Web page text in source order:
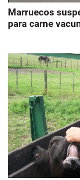
Marruecos
para carne